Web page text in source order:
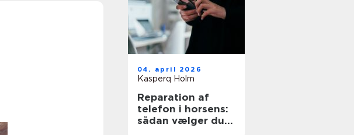
04. april 2026
Kasperq Holm
Reparation af
telefon i horsens:
sådan vælger du